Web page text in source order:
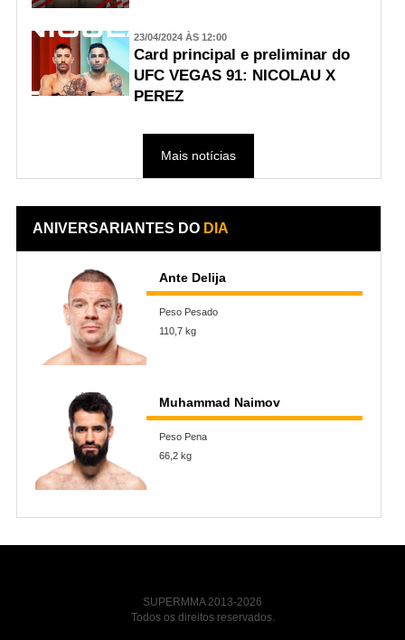
23/04/2024 ÀS 12:00
Card principal e preliminar do
UFC VEGAS 91: NICOLAU X
PEREZ
Mais notícias
ANIVERSARIANTES DO DIA
Ante Delija
Peso Pesado
110,7 kg
Muhammad Naimov
Peso Pena
66,2 kg
SUPERMMA 2013-2026
Todos os direitos reservados.